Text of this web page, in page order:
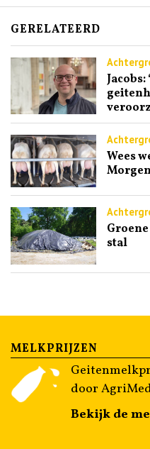
GERELATEERD
Wees
stal
MELKPRIJZEN
door
Bekijk de